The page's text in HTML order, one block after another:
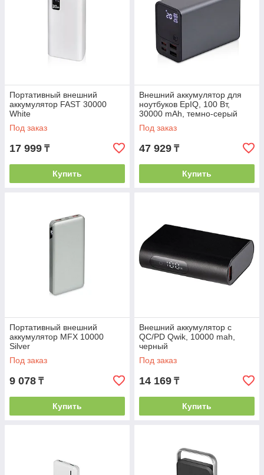
Портативный внешний
аккумулятор FAST 30000
White
Под заказ
17 999 ₸
Купить
Внешний аккумулятор для
ноутбуков EpIQ, 100 Вт,
30000 mAh, темно-серый
Под заказ
47 929 ₸
Купить
Портативный внешний
аккумулятор MFX 10000
Silver
Под заказ
9 078 ₸
Купить
Внешний аккумулятор с
QC/PD Qwik, 10000 mah,
черный
Под заказ
14 169 ₸
Купить